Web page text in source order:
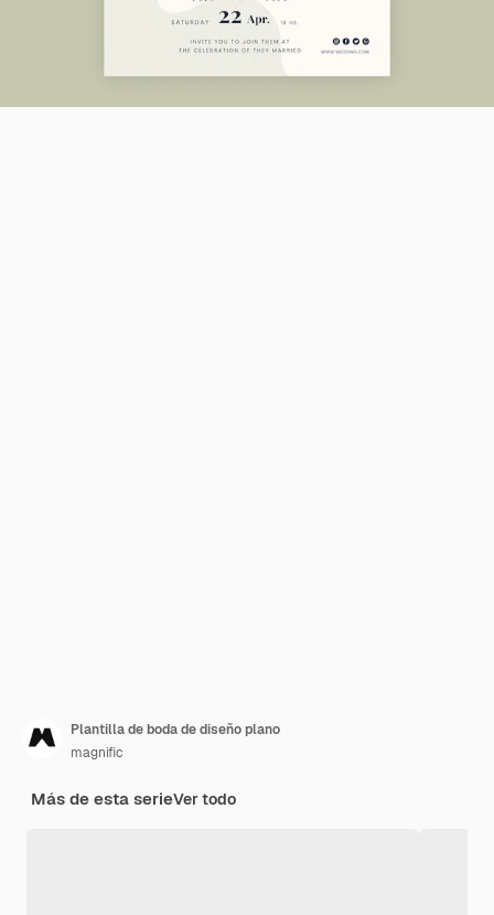
Plantilla de boda de diseño plano
magnific
Más de esta serieVer todo